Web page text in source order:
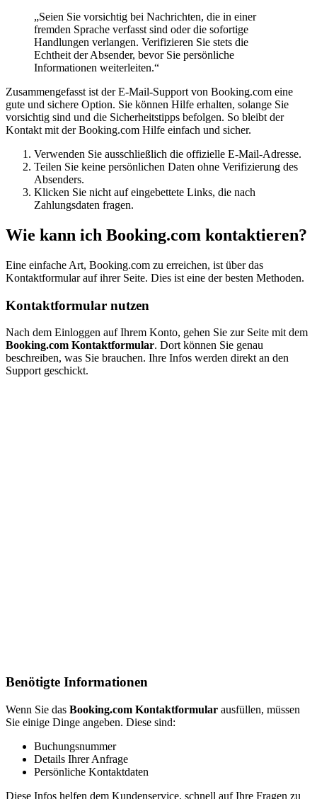
„Seien Sie vorsichtig bei Nachrichten, die in einer
fremden Sprache verfasst sind oder die sofortige
Handlungen verlangen. Verifizieren Sie stets die
Echtheit der Absender, bevor Sie persönliche
Informationen weiterleiten.“
Zusammengefasst ist der E-Mail-Support von Booking.com eine
gute und sichere Option. Sie können Hilfe erhalten, solange Sie
vorsichtig sind und die Sicherheitstipps befolgen. So bleibt der
Kontakt mit der Booking.com Hilfe einfach und sicher.
Verwenden Sie ausschließlich die offizielle E-Mail-Adresse.
Teilen Sie keine persönlichen Daten ohne Verifizierung des
Absenders.
Klicken Sie nicht auf eingebettete Links, die nach
Zahlungsdaten fragen.
Wie kann ich Booking.com kontaktieren?
Eine einfache Art, Booking.com zu erreichen, ist über das
Kontaktformular auf ihrer Seite. Dies ist eine der besten Methoden.
Kontaktformular nutzen
Nach dem Einloggen auf Ihrem Konto, gehen Sie zur Seite mit dem
Booking.com Kontaktformular. Dort können Sie genau
beschreiben, was Sie brauchen. Ihre Infos werden direkt an den
Support geschickt.
Benötigte Informationen
Wenn Sie das Booking.com Kontaktformular ausfüllen, müssen
Sie einige Dinge angeben. Diese sind:
Buchungsnummer
Details Ihrer Anfrage
Persönliche Kontaktdaten
Diese Infos helfen dem Kundenservice, schnell auf Ihre Fragen zu